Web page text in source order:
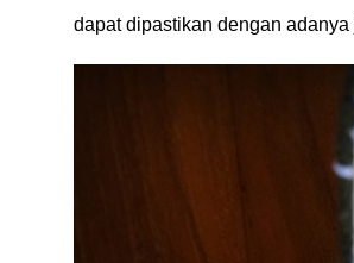
dapat dipastikan dengan